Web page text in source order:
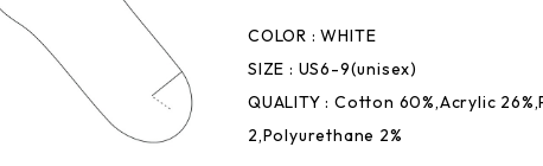
COLOR : WHITE
SIZE : US6-9(unisex)
QUALITY : Cotton 60%,Acrylic
2,Polyurethane 2%